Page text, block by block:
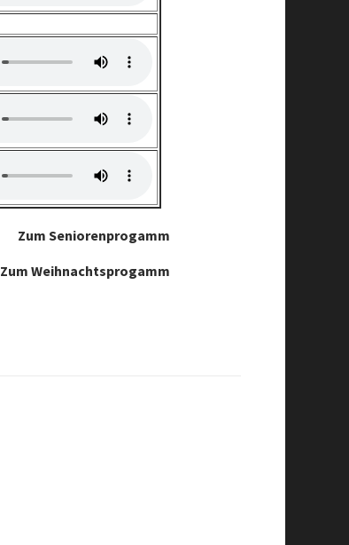
Zum Seniorenprogamm
Zum Weihnachtsprogamm